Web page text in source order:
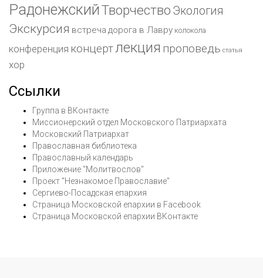
РадонежскийТворчество Экология
Экскурсия встреча дорога в Лавру колокола
конференция концертлекция проповедь статья
хор
Ссылки
Группа в ВКонтакте
Миссионерский отдел Московского Патриархата
Московский Патриархат
Православная библиотека
Православный календарь
Приложение "Молитвослов"
Проект "Незнакомое Православие"
Сергиево-Посадская епархия
Страница Московской епархии в Facebook
Страница Московской епархии ВКонтакте